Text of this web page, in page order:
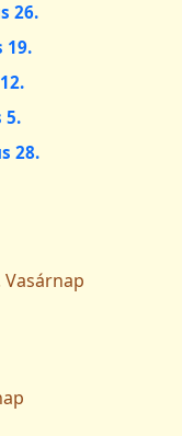
26.
19.
5.
28.
Vasárnap